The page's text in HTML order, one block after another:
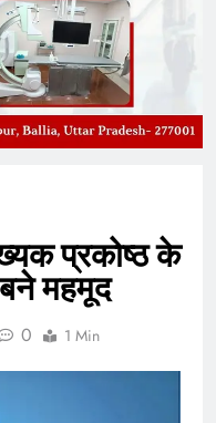
प्रकोष्ठ के
बने महमूद
0 1 Min